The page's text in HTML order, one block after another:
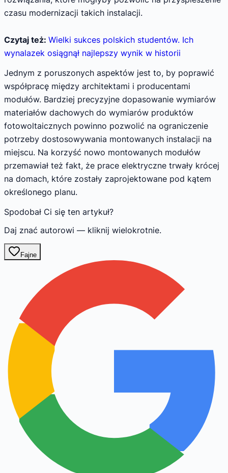
czasu modernizacji takich instalacji.
Czytaj też: Wielki sukces polskich studentów. Ich
wynalazek osiągnął najlepszy wynik w historii
Jednym z poruszonych aspektów jest to, by poprawić
współpracę między architektami i producentami
modułów. Bardziej precyzyjne dopasowanie wymiarów
materiałów dachowych do wymiarów produktów
fotowoltaicznych powinno pozwolić na ograniczenie
potrzeby dostosowywania montowanych instalacji na
miejscu. Na korzyść nowo montowanych modułów
przemawiał też fakt, że prace elektryczne trwały krócej
na domach, które zostały zaprojektowane pod kątem
określonego planu.
Spodobał Ci się ten artykuł?
Daj znać autorowi — kliknij wielokrotnie.
Fajne